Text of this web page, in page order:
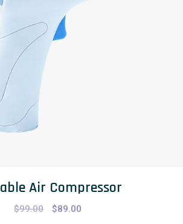
Air Compressor
$99.00 $89.00